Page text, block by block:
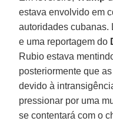
estava envolvido em
autoridades cubanas.
e uma reportagem do
Rubio estava
posteriormente que
devido à
pressionar por uma
se contentará com o